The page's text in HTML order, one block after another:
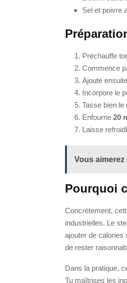
Sel et poivre
Préchauffe
Commence
Ajoute
Incorpore le
Tasse bien le
Enfourne 20
Laisse
Vous aimerez
Pourquoi
Concrètement,
industrielles. Le
ajouter de calories
de rester
Dans la pratique,
Tu maîtrises les